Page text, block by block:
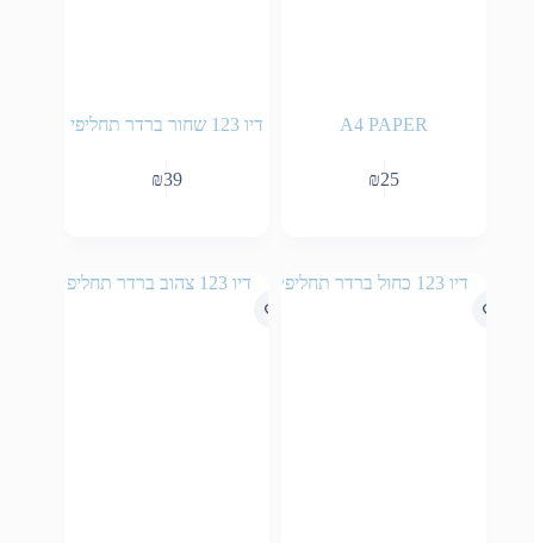
A4 PAPER
₪25
דיו 123 שחור ברדר תחליפי
₪39